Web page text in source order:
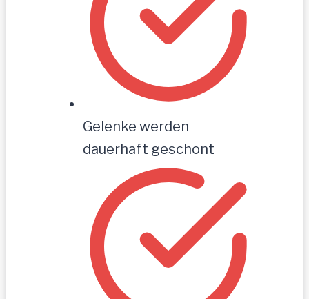
Gelenke werden
dauerhaft geschont